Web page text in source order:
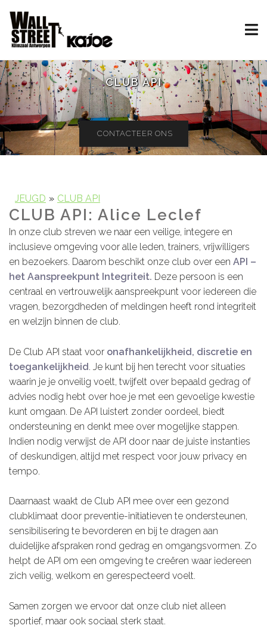
CLUB API
CONTACTEER ONS
JEUGD CLUB API
CLUB API: Alice Leclef
In onze club streven we naar een veilige, integere en
inclusieve omgeving voor alle leden, trainers, vrijwilligers
en bezoekers. Daarom beschikt onze club over een API –
het Aanspreekpunt Integriteit. Deze persoon is een
centraal en vertrouwelijk aanspreekpunt voor iedereen die
vragen, bezorgdheden of meldingen heeft rond integriteit
en welzijn binnen de club.
De Club API staat voor onafhankelijkheid, discretie en
toegankelijkheid. Je kunt bij hen terecht voor situaties
waarin je je onveilig voelt, twijfelt over bepaald gedrag of
advies nodig hebt over hoe je met een gevoelige kwestie
kunt omgaan. De API luistert zonder oordeel, biedt
ondersteuning en denkt mee over mogelijke stappen.
Indien nodig verwijst de API door naar de juiste instanties
of deskundigen, altijd met respect voor jouw privacy en
tempo.
Daarnaast waakt de Club API mee over een gezond
clubklimaat door preventie-initiatieven te ondersteunen,
sensibilisering te bevorderen en bij te dragen aan
duidelijke afspraken rond gedrag en omgangsvormen. Zo
helpt de API om een omgeving te creëren waar iedereen
zich veilig, welkom en gerespecteerd voelt.
Samen zorgen we ervoor dat onze club niet alleen
sportief, maar ook sociaal sterk staat.